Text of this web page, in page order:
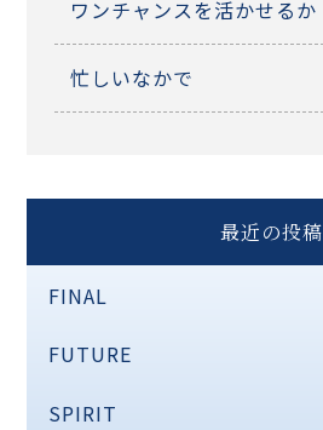
ワンチャンスを活かせるか
忙しいなかで
最近の投稿
FINAL
FUTURE
SPIRIT